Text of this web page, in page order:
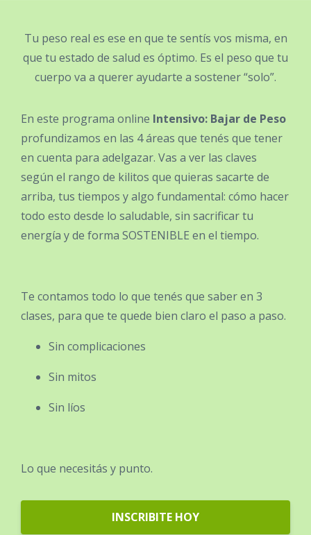
Tu peso real es ese en que te sentís vos misma, en
que tu estado de salud es óptimo. Es el peso que tu
cuerpo va a querer ayudarte a sostener “solo”.
En este programa online Intensivo: Bajar de Peso
profundizamos en las 4 áreas que tenés que tener
en cuenta para adelgazar. Vas a ver las claves
según el rango de kilitos que quieras sacarte de
arriba, tus tiempos y algo fundamental: cómo hacer
todo esto desde lo saludable, sin sacrificar tu
energía y de forma SOSTENIBLE en el tiempo.
Te contamos todo lo que tenés que saber en 3
clases, para que te quede bien claro el paso a paso.
Sin complicaciones
Sin mitos
Sin líos
Lo que necesitás y punto.
INSCRIBITE HOY